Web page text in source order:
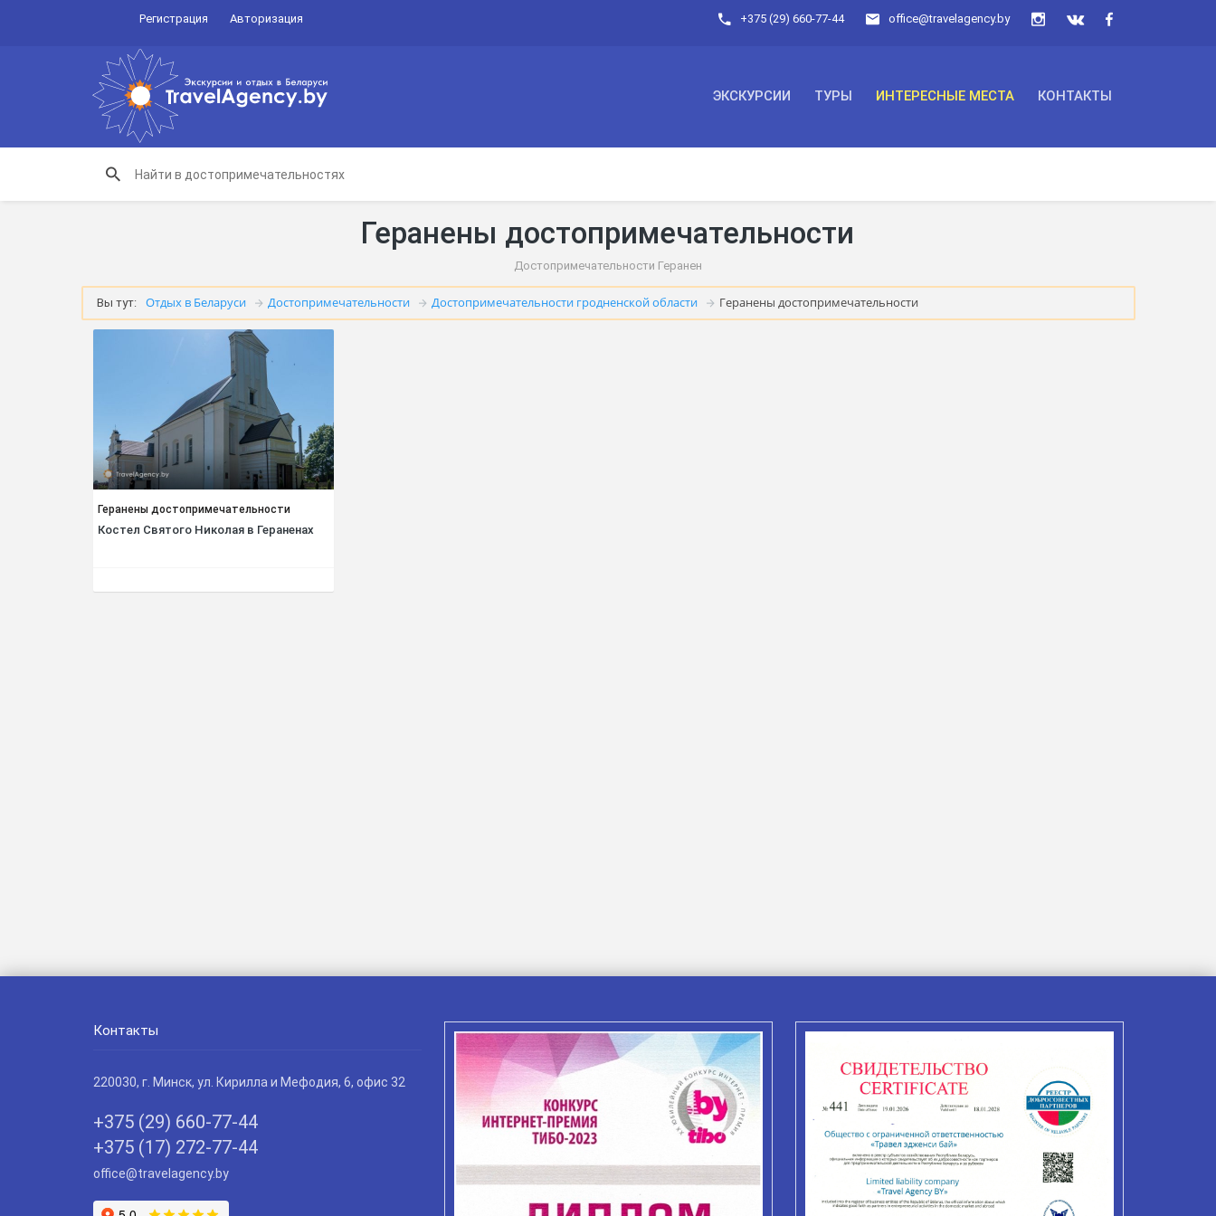
Регистрация Авторизация office@travelagency.by
+375 (29) 660-77-44
ЭКСКУРСИИ ТУРЫ ИНТЕРЕСНЫЕ МЕСТА КОНТАКТЫ
Геранены достопримечательности
Достопримечательности Геранен
Вы тут: Отдых в Беларуси Достопримечательности Достопримечательности гродненской области Геранены достопримечательности
Геранены достопримечательности
Костел Святого Николая в Гераненах
Контакты
220030, г. Минск, ул. Кирилла и Мефодия, 6, офис 32
+375 (29) 660-77-44
+375 (17) 272-77-44
office@travelagency.by